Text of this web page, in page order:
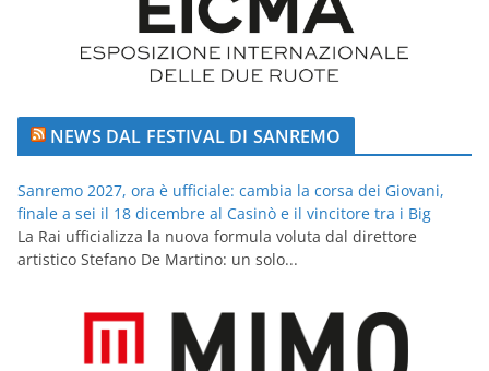
NEWS DAL FESTIVAL DI SANREMO
Sanremo 2027, ora è ufficiale: cambia la corsa dei Giovani,
finale a sei il 18 dicembre al Casinò e il vincitore tra i Big
La Rai ufficializza la nuova formula voluta dal direttore
artistico Stefano De Martino: un solo...